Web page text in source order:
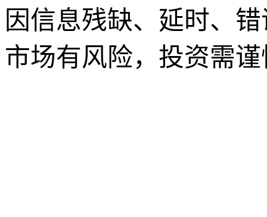
因信息残缺、延时、
市场有风险，投资需